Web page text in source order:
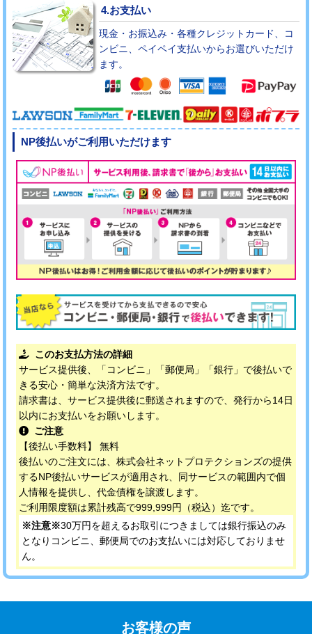
4.お支払い
現金・お振込み・各種クレジットカード、コ
ンビニ、ペイペイ支払いからお選びいただけ
ます。
NP後払いがご利用いただけます
このお支払方法の詳細
サービス提供後、「コンビニ」「郵便局」「銀行」で後払いで
きる安心・簡単な決済方法です。
請求書は、サービス提供後に郵送されますので、発行から14日
以内にお支払いをお願いします。
ご注意
【後払い手数料】 無料
後払いのご注文には、株式会社ネットプロテクションズの提供
するNP後払いサービスが適用され、同サービスの範囲内で個
人情報を提供し、代金債権を譲渡します。
ご利用限度額は累計残高で999,999円（税込）迄です。
※注意※30万円を超えるお取引につきましては銀行振込のみ
となりコンビニ、郵便局でのお支払いには対応しておりませ
ん。
お客様の声